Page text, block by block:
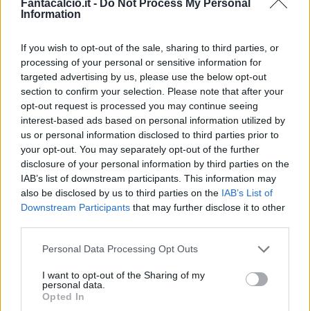
Fantacalcio.it - Do Not Process My Personal
Information
If you wish to opt-out of the sale, sharing to third parties, or
processing of your personal or sensitive information for
targeted advertising by us, please use the below opt-out
section to confirm your selection. Please note that after your
opt-out request is processed you may continue seeing
interest-based ads based on personal information utilized by
us or personal information disclosed to third parties prior to
your opt-out. You may separately opt-out of the further
disclosure of your personal information by third parties on the
IAB’s list of downstream participants. This information may
also be disclosed by us to third parties on the IAB’s List of
Downstream Participants that may further disclose it to other
Personal Data Processing Opt Outs
I want to opt-out of the Sharing of my
personal data.
Opted In
Classic Mantra
Riepilogo stagione
Titolare 0 - 0%
Entrato 0 - 0%
Squalificato 0 - 0%
Infortunato 0 - 0%
Inutilizzato 38 - 100